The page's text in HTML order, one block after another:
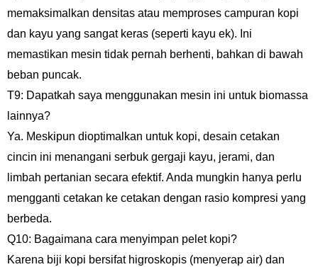
memaksimalkan densitas atau memproses campuran kopi
dan kayu yang sangat keras (seperti kayu ek). Ini
memastikan mesin tidak pernah berhenti, bahkan di bawah
beban puncak.
T9: Dapatkah saya menggunakan mesin ini untuk biomassa
lainnya?
Ya. Meskipun dioptimalkan untuk kopi, desain cetakan
cincin ini menangani serbuk gergaji kayu, jerami, dan
limbah pertanian secara efektif. Anda mungkin hanya perlu
mengganti cetakan ke cetakan dengan rasio kompresi yang
berbeda.
Q10: Bagaimana cara menyimpan pelet kopi?
Karena biji kopi bersifat higroskopis (menyerap air) dan